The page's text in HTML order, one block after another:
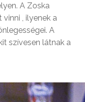
A Zoska
, ilyenek a
A
szívesen látnak a